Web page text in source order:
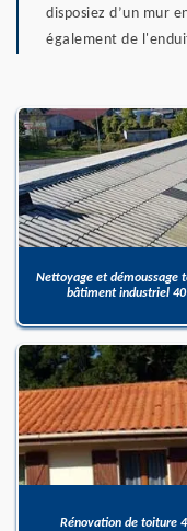
disposiez d’un mur
également de
Nettoyage et démoussage
bâtiment industriel 40
Rénovation de toiture